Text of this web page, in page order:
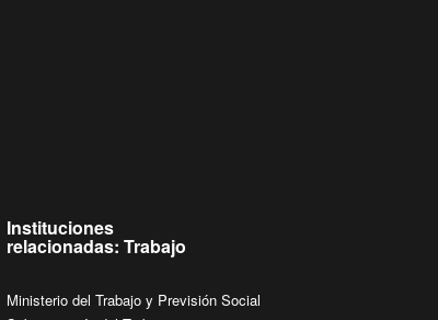
Instituciones
relacionadas: Trabajo
Ministerio del Trabajo y Previsión Social